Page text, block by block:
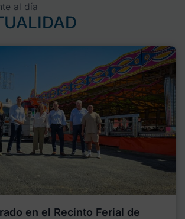
al día
en el Recinto Ferial de